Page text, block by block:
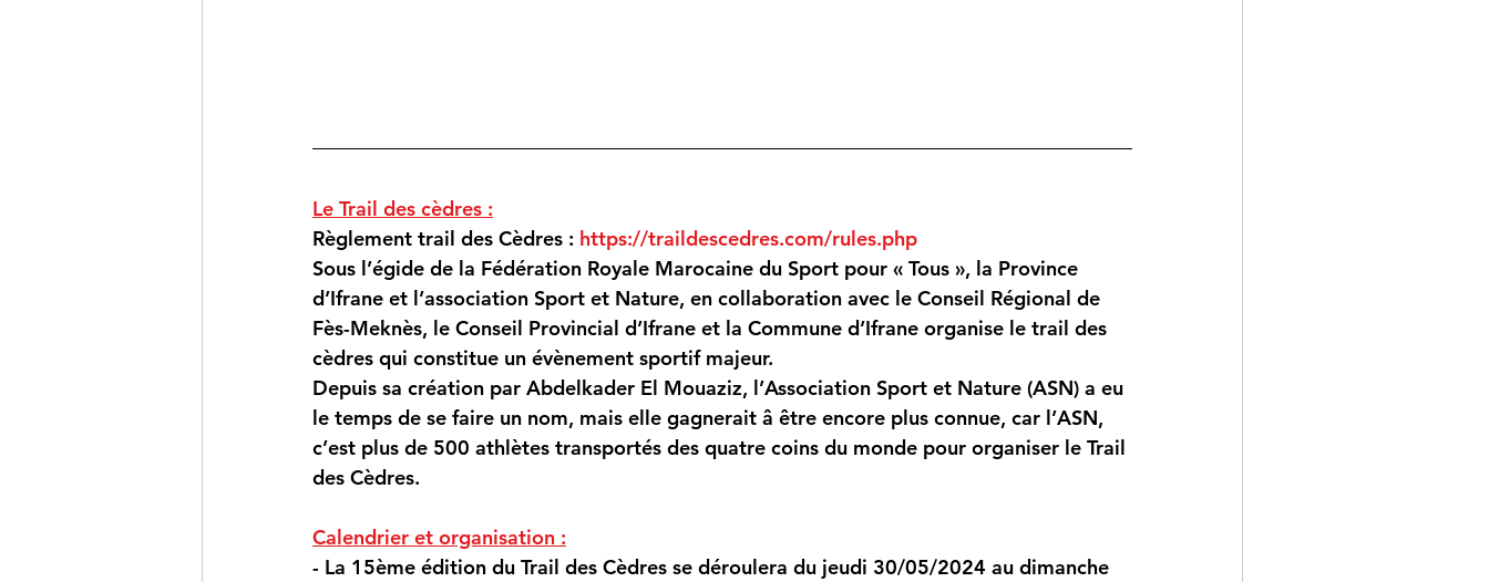
Le Trail des cèdres :
Règlement trail des Cèdres : https://traildescedres.com/rules.php
Sous l’égide de la Fédération Royale Marocaine du Sport pour « Tous », la Province
d’Ifrane et l’association Sport et Nature, en collaboration avec le Conseil Régional de
Fès-Meknès, le Conseil Provincial d’Ifrane et la Commune d’Ifrane organise le trail des
cèdres qui constitue un évènement sportif majeur.
Depuis sa création par Abdelkader El Mouaziz, l’Association Sport et Nature (ASN) a eu
le temps de se faire un nom, mais elle gagnerait â être encore plus connue, car l’ASN,
c’est plus de 500 athlètes transportés des quatre coins du monde pour organiser le Trail
des Cèdres.
Calendrier et organisation :
- La 15ème édition du Trail des Cèdres se déroulera du jeudi 30/05/2024 au dimanche